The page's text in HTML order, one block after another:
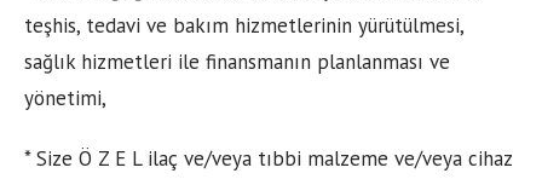
teşhis, tedavi ve bakım hizmetlerinin yürütülmesi,
sağlık hizmetleri ile finansmanın planlanması ve
yönetimi,
* Size Ö Z E L ilaç ve/veya tıbbi malzeme ve/veya cihaz